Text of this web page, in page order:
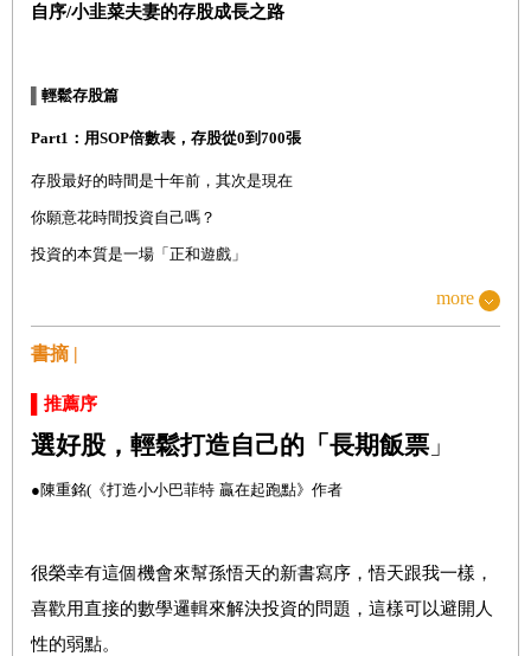
自序/小韭菜夫妻的存股成長之路
輕鬆存股篇
Part1 ：用SOP倍數表，存股從0到 700張
存股最好的時間是十年前，其次是現在
你願意花時間投資自己嗎？
投資的本質是一場「正和遊戲」
「學習理財」必經的4個階段
股票投資成功所必需的素質
失敗是投資必經過程
別落入經驗陷阱
年穩賺股息，提前財務自由
挑戰自己，打破舒適圈
more
書摘 |
▌推薦序
選好股，輕鬆打造自己的「長期飯票 」
●陳重銘( 《打造小小巴菲特 贏在起跑點》作者
很榮幸有這個機會來幫孫悟天的新書寫序，悟天跟我一樣，
喜歡用直接的數學邏輯來解決投資的問題，這樣可以避開人
性的弱點。